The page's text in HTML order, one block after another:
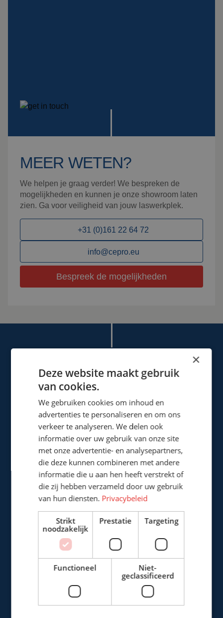
MEER WETEN?
We helpen je graag verder! We bespreken de
mogelijkheden en kunnen je onze showroom laten
zien. Ga voor veiligheid van jouw laswerkplek.
+31 (0)161 22 64 72
info@cepro.eu
Bespreek de mogelijkheden
Cepro international BV
Provinciënbaan 16
5121 DL Rijen
Nederland
+31 (0)161 226472
info@cepro.eu
+31 (0)161 22 64 72 (Nederlands)
+31 (0)161 23 01 16(Export)
×
Deze website maakt gebruik
van cookies.
We gebruiken cookies om inhoud en
advertenties te personaliseren en om ons
verkeer te analyseren. We delen ook
informatie over uw gebruik van onze site
met onze advertentie- en analysepartners,
die deze kunnen combineren met andere
informatie die u aan hen heeft verstrekt of
die zij hebben verzameld door uw gebruik
van hun diensten. Privacybeleid
Strikt
noodzakelijk
Prestatie Targeting
Functioneel
Niet-
geclassificeerd